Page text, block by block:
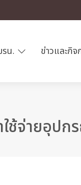
รน. ข่าวและกิจ
ช้จ่ายอุป